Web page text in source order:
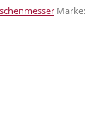
Marke: